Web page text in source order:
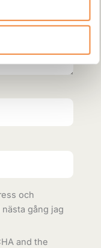
och
gång jag
and the